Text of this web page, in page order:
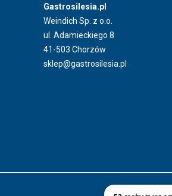
Gastrosilesia.pl
Weindich Sp. z o.o.
ul. Adamieckiego 8
41-503 Chorzów
sklep@gastrosilesia.pl